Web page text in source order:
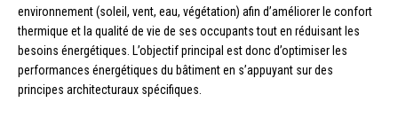
environnement (soleil, vent, eau, végétation) afin d’améliorer le confort
thermique et la qualité de vie de ses occupants tout en réduisant les
besoins énergétiques. L’objectif principal est donc d’optimiser les
performances énergétiques du bâtiment en s’appuyant sur des
principes architecturaux spécifiques.